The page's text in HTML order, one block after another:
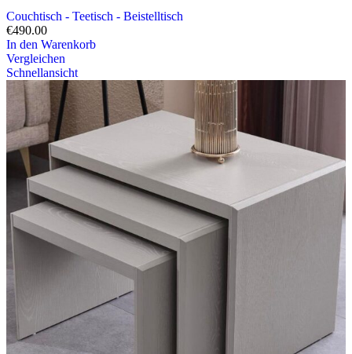
Couchtisch - Teetisch - Beistelltisch
€490.00
In den Warenkorb
Vergleichen
Schnellansicht